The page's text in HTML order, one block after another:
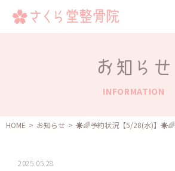
診療メニュー
スタッフ一覧
お知らせ
INFORMATION
HOME > お知らせ > ️️☀️🌈予約状況【5/28(水)】️️️☀️🌈
2025.05.28